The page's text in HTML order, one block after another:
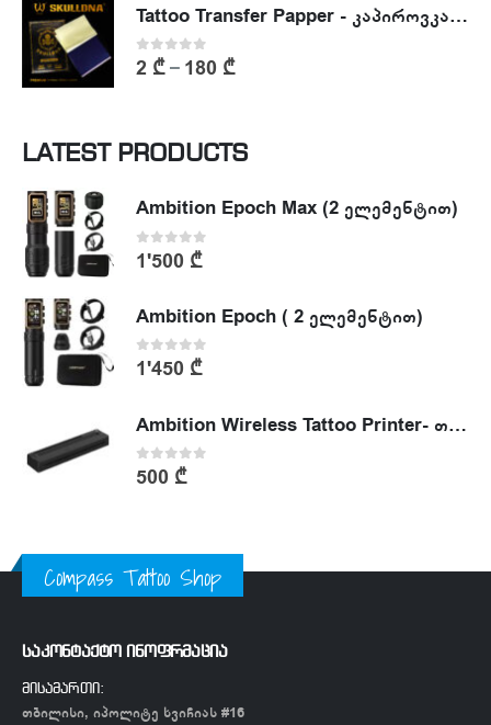
Tattoo Transfer Papper - კაპიროვკა - ტატუს ესკიზის კოპირების ქაღალდი
0out of 5
2 ₾– 180 ₾
LATEST PRODUCTS
Ambition Epoch Max (2 ელემენტით)
0out of 5
1'500 ₾
Ambition Epoch ( 2 ელემენტით)
0out of 5
1'450 ₾
Ambition Wireless Tattoo Printer- თერმული პრინტერი
0out of 5
500 ₾
Compass Tattoo Shop
საკონტაქტო ინოფრმაცია
მისამართი:
თბილისი, იპოლიტე ხვიჩიას #16